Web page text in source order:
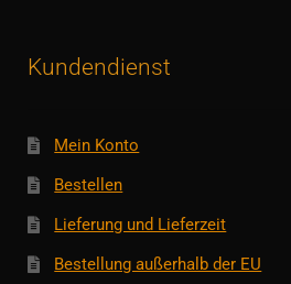
Kundendienst
Mein Konto
Bestellen
Lieferung und Lieferzeit
Bestellung außerhalb der EU